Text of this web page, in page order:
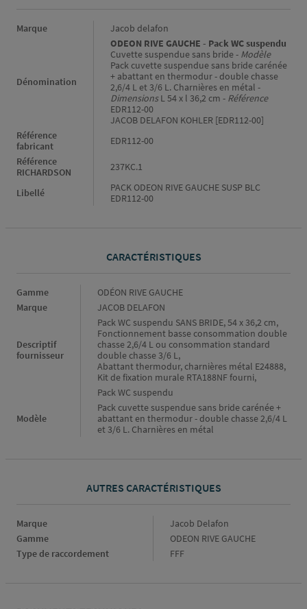
Informations générales
Marque Jacob delafon
Dénomination
ODEON RIVE GAUCHE - Pack WC suspendu
Cuvette suspendue sans bride - Modèle
Pack cuvette suspendue sans bride carénée
+ abattant en thermodur - double chasse
2,6/4 L et 3/6 L. Charnières en métal -
DimensionsL 54 x l 36,2 cm - Référence
EDR112-00
JACOB DELAFON KOHLER [EDR112-00]
Référence
fabricant
EDR112-00
Référence
RICHARDSON
237KC.1
Libellé
PACK ODEON RIVE GAUCHE SUSP BLC
EDR112-00
CARACTÉRISTIQUES
Caractéristiques
Gamme
ODÉON RIVE GAUCHE
Marque
JACOB DELAFON
Descriptif
fournisseur
Pack WC suspendu SANS BRIDE, 54 x 36,2 cm,
Fonctionnement basse consommation double
chasse 2,6/4 L ou consommation standard
double chasse 3/6 L,
Abattant thermodur, charnières métal E24888,
Kit de fixation murale RTA188NF fourni,
Pack WC suspendu
Modèle
Pack cuvette suspendue sans bride carénée +
abattant en thermodur - double chasse 2,6/4 L
et 3/6 L. Charnières en métal
AUTRES CARACTÉRISTIQUES
Marque Marque
Jacob Delafon
Gamme
Gamme
ODEON RIVE GAUCHE
Type de raccordement
Type
FFF